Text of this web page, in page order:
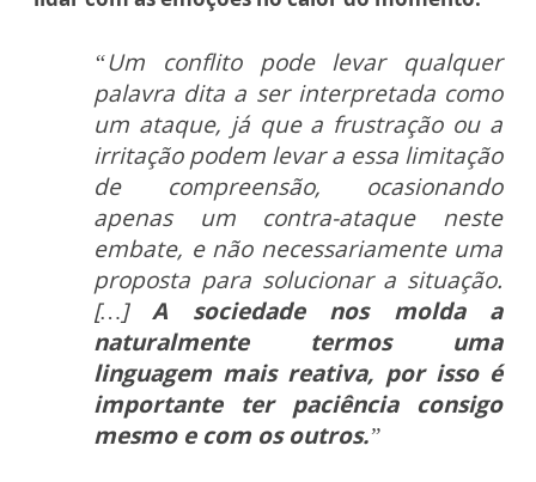
“Um conflito pode levar qualquer
palavra dita a ser interpretada como
um ataque, já que a frustração ou a
irritação podem levar a essa limitação
de compreensão, ocasionando
apenas um contra-ataque neste
embate, e não necessariamente uma
proposta para solucionar a situação.
[…]A sociedade nos molda a
naturalmente termos uma
linguagem mais reativa, por isso é
importante ter paciência consigo
mesmo e com os outros.”